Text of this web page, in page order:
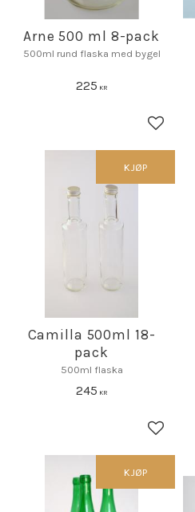
Arne 500 ml 8-pack
500ml rund flaska med bygel
225 KR
Lagre
Camilla 500ml 18-
pack
500ml flaska
245 KR
Lagre
KJØP
KJØP